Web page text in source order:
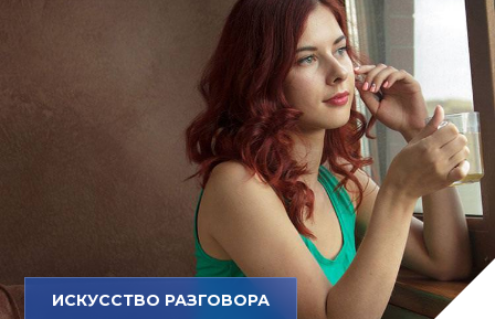
ИСКУССТВО РАЗГОВОРА